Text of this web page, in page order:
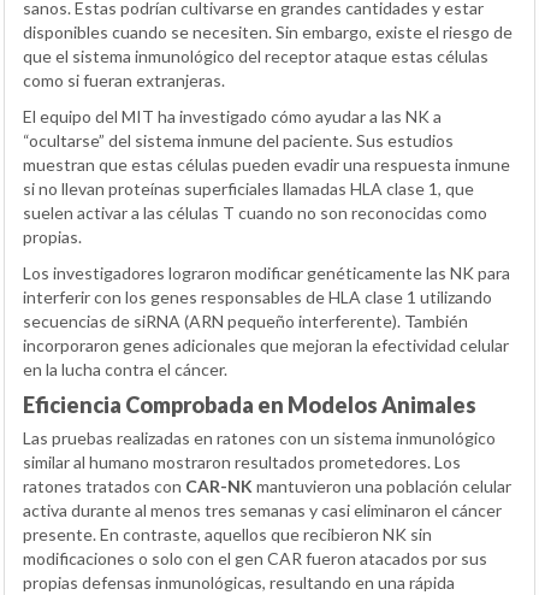
sanos. Estas podrían cultivarse en grandes cantidades y estar
disponibles cuando se necesiten. Sin embargo, existe el riesgo de
que el sistema inmunológico del receptor ataque estas células
como si fueran extranjeras.
El equipo del MIT ha investigado cómo ayudar a las NK a
“ocultarse” del sistema inmune del paciente. Sus estudios
muestran que estas células pueden evadir una respuesta inmune
si no llevan proteínas superficiales llamadas HLA clase 1, que
suelen activar a las células T cuando no son reconocidas como
propias.
Los investigadores lograron modificar genéticamente las NK para
interferir con los genes responsables de HLA clase 1 utilizando
secuencias de siRNA (ARN pequeño interferente). También
incorporaron genes adicionales que mejoran la efectividad celular
en la lucha contra el cáncer.
Eficiencia Comprobada en Modelos Animales
Las pruebas realizadas en ratones con un sistema inmunológico
similar al humano mostraron resultados prometedores. Los
ratones tratados con CAR-NK mantuvieron una población celular
activa durante al menos tres semanas y casi eliminaron el cáncer
presente. En contraste, aquellos que recibieron NK sin
modificaciones o solo con el gen CAR fueron atacados por sus
propias defensas inmunológicas, resultando en una rápida